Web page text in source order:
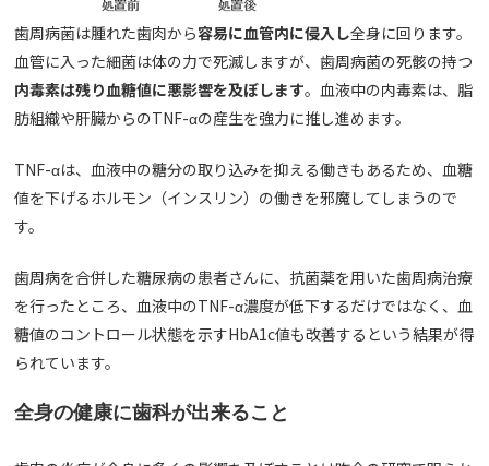
歯周病菌は腫れた歯肉から容易に血管内に侵入し全身に回ります。
血管に入った細菌は体の力で死滅しますが、歯周病菌の死骸の持つ
内毒素は残り血糖値に悪影響を及ぼします。血液中の内毒素は、脂
肪組織や肝臓からのTNF-αの産生を強力に推し進めます。
TNF-αは、血液中の糖分の取り込みを抑える働きもあるため、血糖
値を下げるホルモン（インスリン）の働きを邪魔してしまうので
す。
歯周病を合併した糖尿病の患者さんに、抗菌薬を用いた歯周病治療
を行ったところ、血液中のTNF-α濃度が低下するだけではなく、血
糖値のコントロール状態を示すHbA1c値も改善するという結果が得
られています。
全身の健康に歯科が出来ること